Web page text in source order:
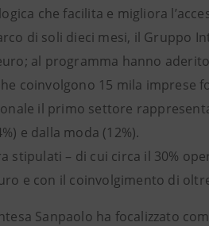
che facilita e migliora
di soli dieci mesi, il Gruppo
al programma hanno
coinvolgono 15 mila imprese
il primo settore
e dalla moda (12%).
stipulati – di cui circa il 30%
e con il coinvolgimento di
Sanpaolo ha focalizzato